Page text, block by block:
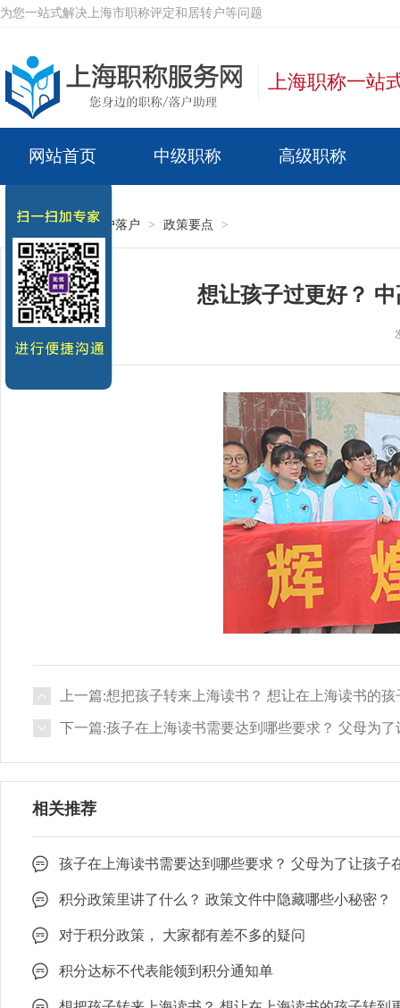
为您一站式解决上海市职称评定和居转户等问题
上海职称一站
网站首页 中级职称 高级职称
关于我们
网站首页 > 居转户落户 > 政策要点 >
想让孩子过更好？
上一篇:想把孩子转来上海读书？ 想让在上海读书的
下一篇:孩子在上海读书需要达到哪些要求？ 父母为
相关推荐
积分政策里讲了什么？ 政策文件中隐藏哪些小秘密？
对于积分政策， 大家都有差不多的疑问
积分达标不代表能领到积分通知单